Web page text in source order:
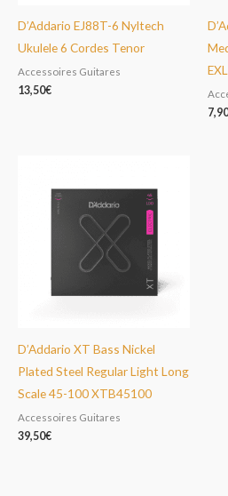
D’Addario EJ88T-6 Nyltech
Ukulele 6 Cordes Tenor
Accessoires Guitares
13,50€
7,90
D’Addario XT Bass Nickel
Plated Steel Regular Light Long
Scale 45-100 XTB45100
Accessoires Guitares
39,50€